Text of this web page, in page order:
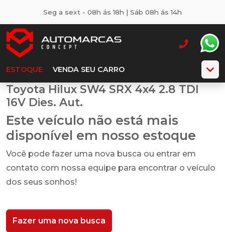
Seg a sext - 08h ás 18h | Sáb 08h ás 14h
ESTOQUE VENDA SEU CARRO
Toyota Hilux SW4 SRX 4x4 2.8 TDI
16V Dies. Aut.
Este veículo não está mais
disponível em nosso estoque
Você pode fazer uma nova busca ou entrar em
contato com nossa equipe para encontrar o veículo
dos seus sonhos!
Fazer uma nova busca